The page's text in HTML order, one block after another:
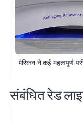
मेरिकन ने कई महत्वपूर्ण
संबंधित रेड